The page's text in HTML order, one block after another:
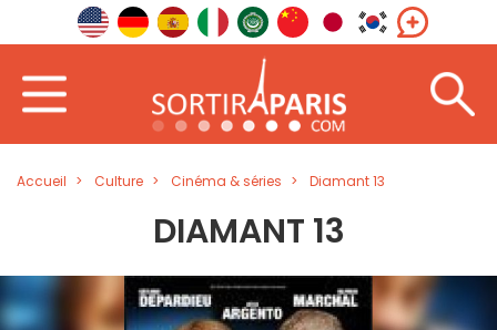
Accueil Culture Cinéma & séries Diamant 13
DIAMANT 13